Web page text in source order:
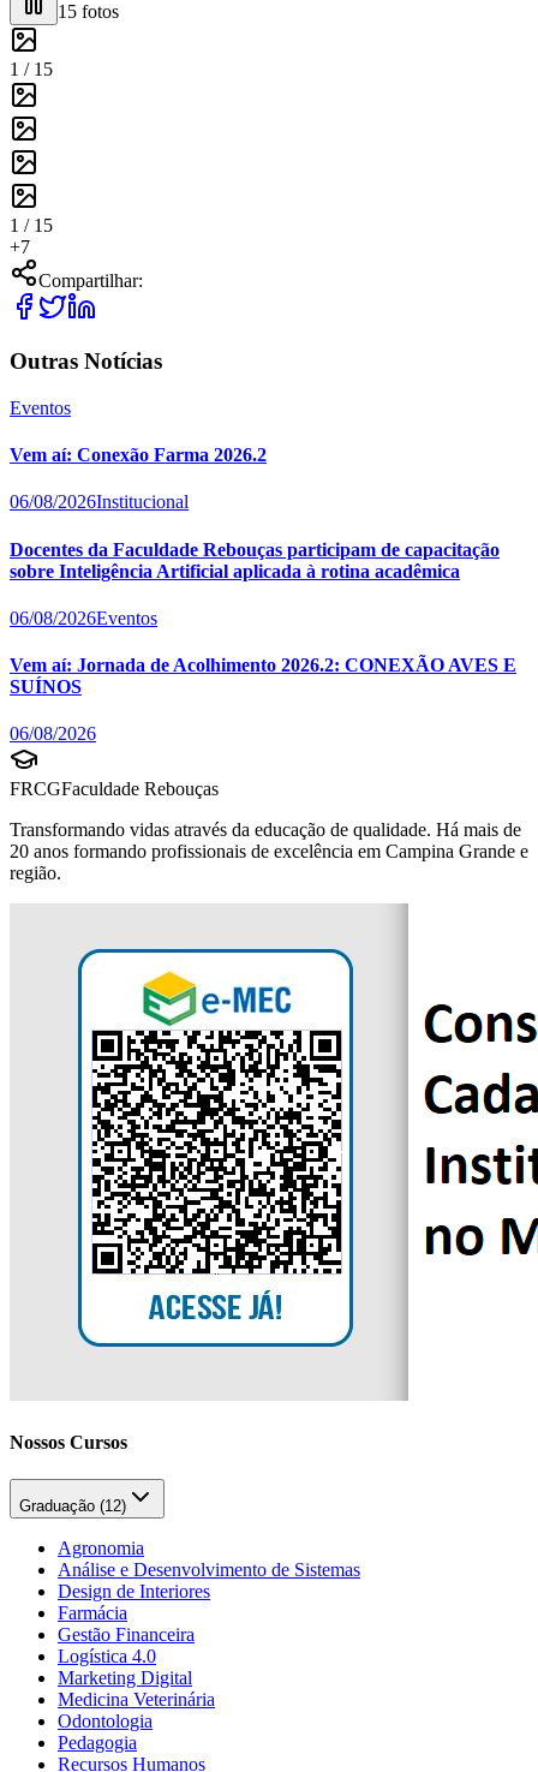
15 fotos
1 / 15
1 / 15
+7
Compartilhar:
Outras Notícias
Eventos
Vem aí: Conexão Farma 2026.2
06/08/2026Institucional
Docentes da Faculdade Rebouças participam de capacitação
sobre Inteligência Artificial aplicada à rotina acadêmica
06/08/2026Eventos
Vem aí: Jornada de Acolhimento 2026.2: CONEXÃO AVES E
SUÍNOS
06/08/2026
FRCGFaculdade Rebouças
Transformando vidas através da educação de qualidade. Há mais de
20 anos formando profissionais de excelência em Campina Grande e
região.
Nossos Cursos
Graduação (12)
Agronomia
Análise e Desenvolvimento de Sistemas
Design de Interiores
Farmácia
Gestão Financeira
Logística 4.0
Marketing Digital
Medicina Veterinária
Odontologia
Pedagogia
Recursos Humanos